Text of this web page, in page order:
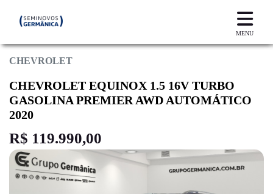
MENU
CHEVROLET
CHEVROLET EQUINOX 1.5 16V TURBO
GASOLINA PREMIER AWD AUTOMÁTICO
2020
R$ 119.990,00